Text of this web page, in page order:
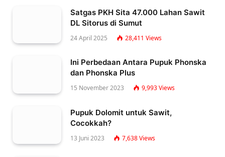
Satgas PKH Sita 47.000 Lahan Sawit
DL Sitorus di Sumut
24 April 2025 28,411 Views
Ini Perbedaan Antara Pupuk Phonska
dan Phonska Plus
15 November 2023 9,993Views
Pupuk Dolomit untuk Sawit,
Cocokkah?
13 Juni 2023 7,638Views